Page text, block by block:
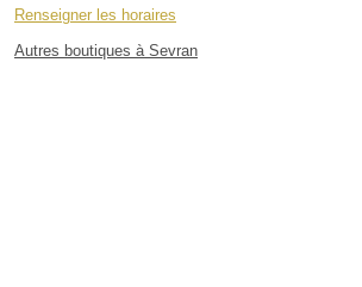
Renseigner les horaires
Autres boutiques à Sevran